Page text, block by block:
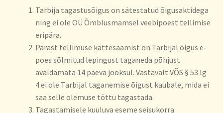
Tarbija tagastusõigus on sätestatud õigusaktidega
ning ei ole OÜ Õmblusmamsel veebipoest tellimise
eripära.
Pärast tellimuse kättesaamist on Tarbijal õigus e-
poes sõlmitud lepingust taganeda põhjust
avaldamata 14 päeva jooksul. Vastavalt VÕS § 53 lg
4 ei ole Tarbijal taganemise õigust kaubale, mida ei
saa selle olemuse tõttu tagastada.
Tagastamisele kuuluva eseme seisukorra